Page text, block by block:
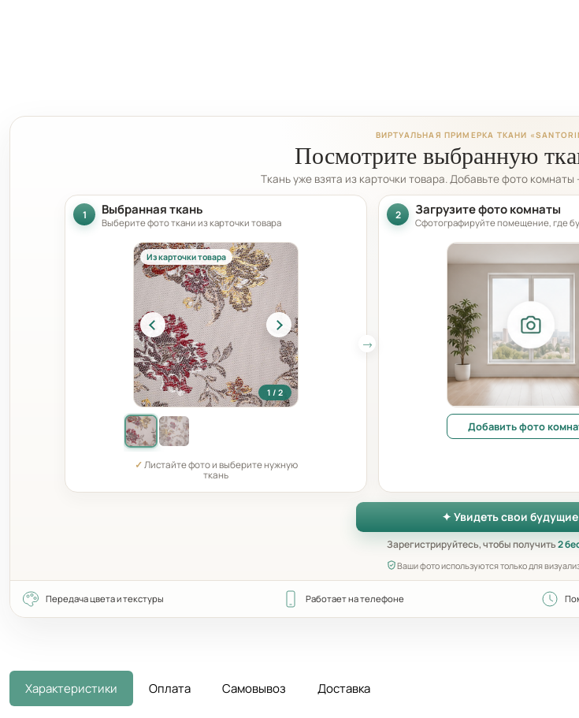
ВИРТУАЛЬНАЯ ПРИМЕРКА ТКАНИ
Посмотрите выбранную
Ткань уже взята из карточки товара. Добавьте фото
1 Выбранная ткань
Выберите фото ткани из карточки товара
Из карточки товара
1 / 2
✓Листайте фото и выберите нужную
ткань
2 Загрузите фото комнаты
Сфотографируйте помещение, где
Добавить фото
✦ Увидеть свои
Зарегистрируйтесь, чтобы получить2
Ваши фото используются только для
Передача цвета и текстуры Работает на телефоне
Характеристики Оплата Самовывоз Доставка